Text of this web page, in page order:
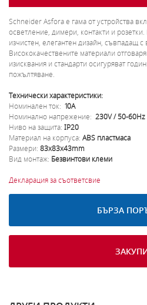
Schneider Asfora e гама от устройства
осветление, димери, контакти и
изчистен, елегантен дизайн, съвпадащ с
Висококачествените материали
изисквания и стандарти осигуряват
пожълтяване.
Технически характеристики:
Номинален ток: 10A
Номинално напрежение: 230V / 50-60Hz
Ниво на защита: IP20
Материал на корпуса: ABS пластмаса
Размери: 83x83x43mm
Вид монтаж: Безвинтови клеми
Декларация за съответсвие
БЪРЗА